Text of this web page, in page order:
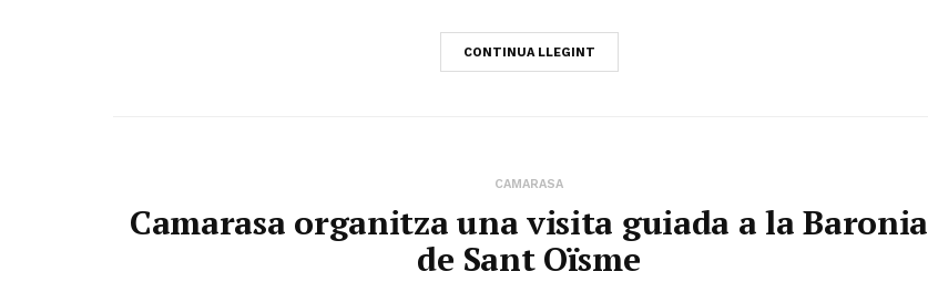
CONTINUA LLEGINT
CAMARASA
Camarasa organitza una visita guiada a la Baronia
de Sant Oïsme